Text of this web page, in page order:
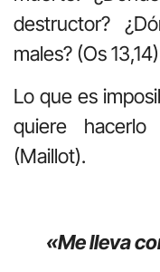
destructor?
males? (Os
Lo que es
quiere
(Maillot).
«Me lleva